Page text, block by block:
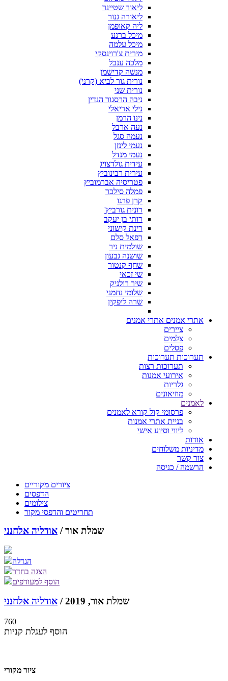
ליאור שטיינר
ליאורה גנור
ליה קאופמן
מיכל ברנע
מיכל עלמה
מירית צ'רוינסקי
מלכה ענבל
מנשה קדישמן
נורית גור לביא (קרני)
נורית שני
ניבה הרסגור הנדין
נילי אריאלי
נינו הרמן
נעה ארבל
נעמה סגל
נעמי לינזן
נעמי מנדל
עידית גולדצויג
עירית רבינוביץ
פטריסיה אברמוביץ
פמלה סילבר
קרן פרגו
רונית גורביץ'
רותי בן יעקב
רינת קישוני
רפאל סלם
שולמית ניר
שושנה גבעון
שחף קנטור
שי זכאי
שיר רולניק
שלומי נחמני
שרה ליפקין
אתרי אמנים אתרי אמנים
ציירים
צלמים
פסלים
תערוכות תערוכות
תערוכות רצות
אירועי אמנות
גלריות
מוזיאונים
לאמנים
פרסומי קול קורא לאמנים
בניית אתרי אמנות
ליווי וסיוע אישי
אודות
מדיניות משלוחים
צור קשר
הרשמה / כניסה
ציורים מקוריים
הדפסים
צילומים
תחריטים והדפסי מקור
שמלת אור / אודליה אלחנני
הגדלה
הצגה בחדר
הוסף למעודפים
שמלת אור, 2019 / אודליה אלחנני
760
הוסף לעגלת קניות
ציור מקורי